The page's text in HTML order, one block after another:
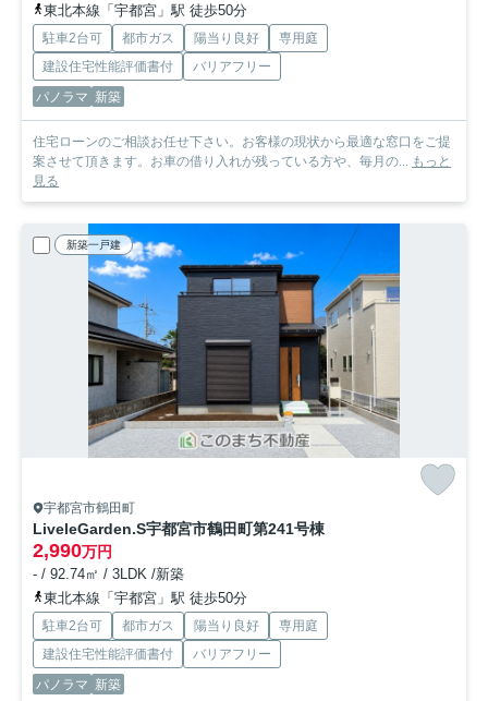
東北本線「宇都宮」駅 徒歩50分
駐車2台可 都市ガス 陽当り良好
専用庭
建設住宅性能評価書付
バリアフリー
パノラマ 新築
住宅ローンのご相談お任せ下さい。お客様の現状から最適な窓口をご提
案させて頂きます。お車の借り入れが残っている方や、毎月の... もっと
見る
新築一戸建
宇都宮市鶴田町
LiveleGarden.S宇都宮市鶴田町第241号棟
2,990万円
- / 92.74㎡ / 3LDK /新築
東北本線「宇都宮」駅 徒歩50分
駐車2台可 都市ガス 陽当り良好
専用庭
建設住宅性能評価書付
バリアフリー
パノラマ 新築